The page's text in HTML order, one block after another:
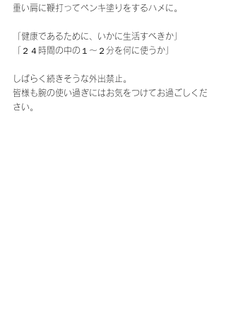
重い肩に鞭打ってペンキ塗りをするハメに。
「健康であるために、いかに生活すべきか」
「２４時間の中の１〜２分を何に使うか」
しばらく続きそうな外出禁止。
皆様も腕の使い過ぎにはお気をつけてお過ごしくだ
さい。